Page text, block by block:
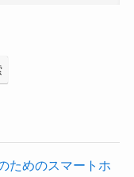
ためのスマートホ